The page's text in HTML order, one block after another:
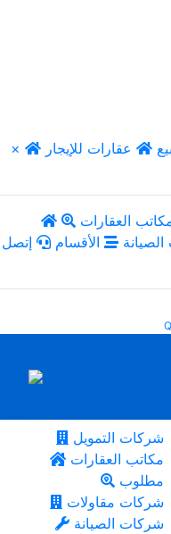
×
عقارات للإيجار
العقارات
الأقسام
إتصل
شركات التمويل
مكاتب العقارات
مطلوب
شركات مقاولات
شركات الصيانة